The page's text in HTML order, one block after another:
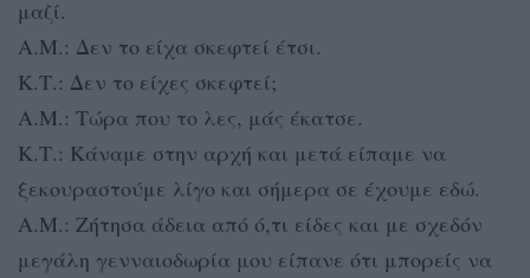
μαζί.
Α.Μ.: Δεν το είχα σκεφτεί έτσι.
Κ.Τ.: Δεν το είχες σκεφτεί;
Α.Μ.: Τώρα που το λες, μάς έκατσε.
Κ.Τ.: Κάναμε στην αρχή και μετά είπαμε να
ξεκουραστούμε λίγο και σήμερα σε έχουμε εδώ.
Α.Μ.: Ζήτησα άδεια από ό,τι είδες και με σχεδόν
μεγάλη γενναιοδωρία μου είπανε ότι μπορείς να